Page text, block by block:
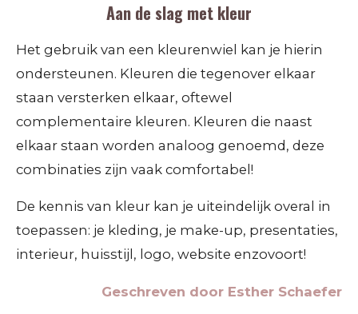
Aan de slag met kleur
Het gebruik van een kleurenwiel kan je hierin
ondersteunen. Kleuren die tegenover elkaar
staan versterken elkaar, oftewel
complementaire kleuren. Kleuren die naast
elkaar staan worden analoog genoemd, deze
combinaties zijn vaak comfortabel!
De kennis van kleur kan je uiteindelijk overal in
toepassen: je kleding, je make-up, presentaties,
interieur, huisstijl, logo, website enzovoort!
Geschreven door Esther Schaefer